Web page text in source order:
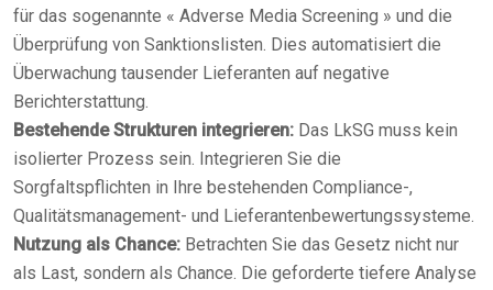
für das sogenannte « Adverse Media Screening » und die
Überprüfung von Sanktionslisten. Dies automatisiert die
Überwachung tausender Lieferanten auf negative
Berichterstattung.
Bestehende Strukturen integrieren: Das LkSG muss kein
isolierter Prozess sein. Integrieren Sie die
Sorgfaltspflichten in Ihre bestehenden Compliance-,
Qualitätsmanagement- und Lieferantenbewertungssysteme.
Nutzung als Chance: Betrachten Sie das Gesetz nicht nur
als Last, sondern als Chance. Die geforderte tiefere Analyse